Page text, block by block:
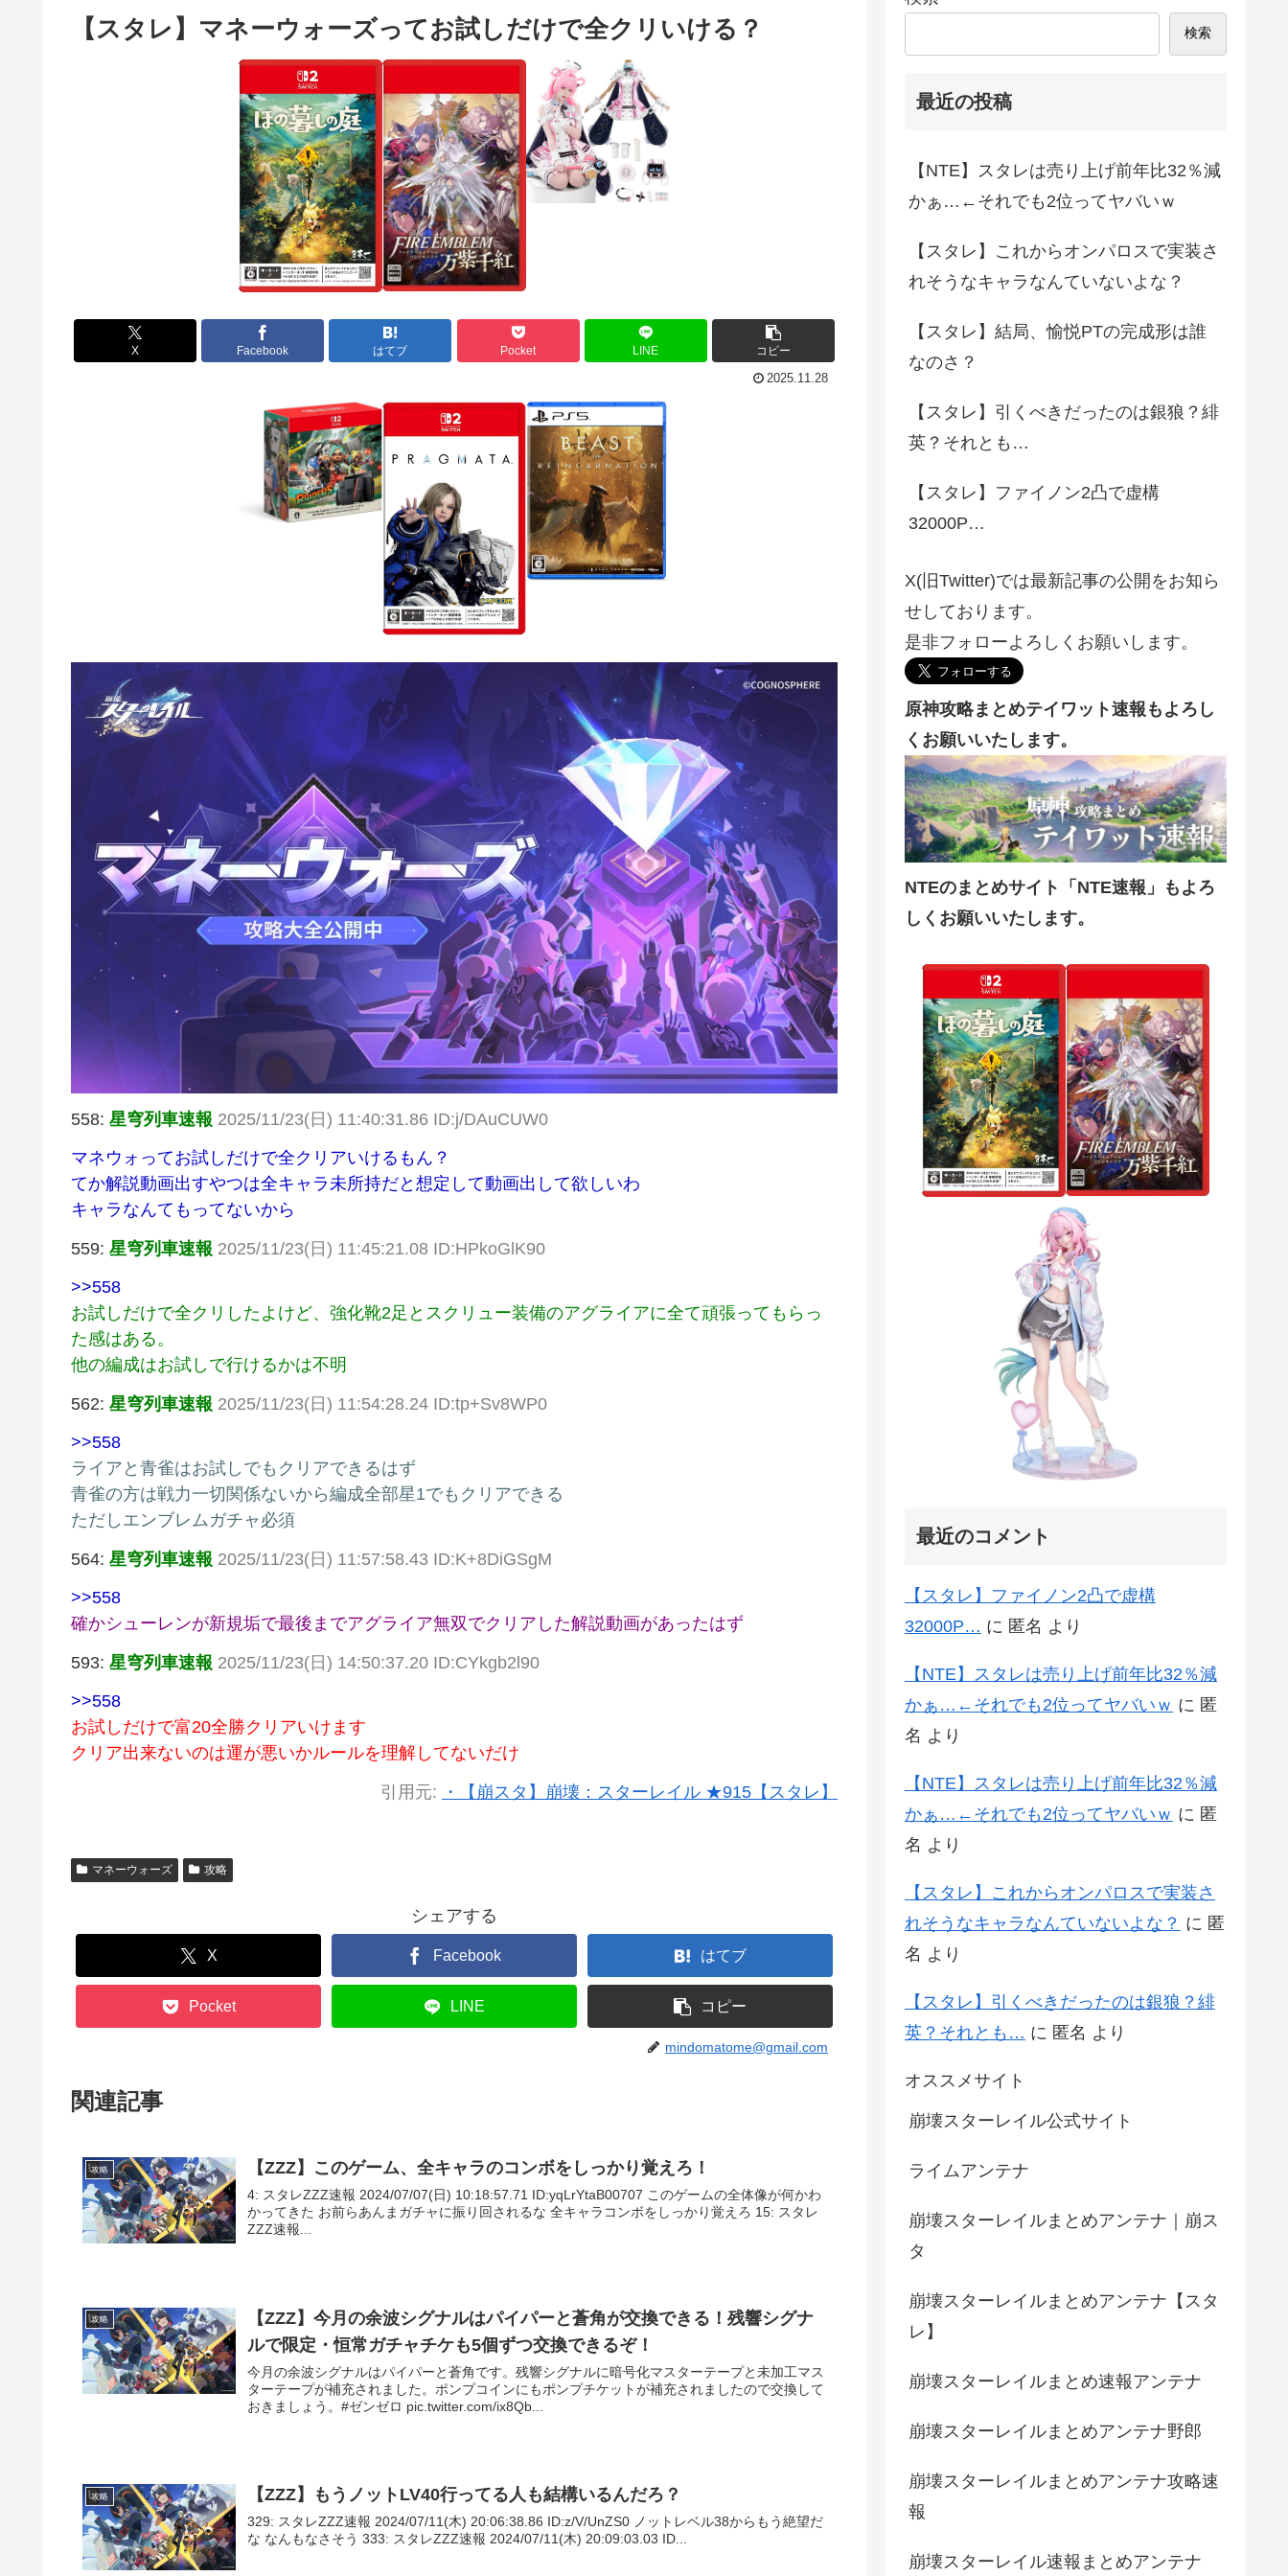
【スタレ】マネーウォーズってお試しだけで全クリいける？
X Facebook はてブ Pocket LINE コピー
2025.11.28
558: 星穹列車速報 2025/11/23(日) 11:40:31.86 ID:j/DAuCUW0
マネウォってお試しだけで全クリアいけるもん？
てか解説動画出すやつは全キャラ未所持だと想定して動画出して欲しいわ
キャラなんてもってないから
559: 星穹列車速報 2025/11/23(日) 11:45:21.08 ID:HPkoGlK90
>>558
お試しだけで全クリしたよけど、強化靴2足とスクリュー装備のアグライアに全て頑張ってもらっ
た感はある。
他の編成はお試しで行けるかは不明
562: 星穹列車速報 2025/11/23(日) 11:54:28.24 ID:tp+Sv8WP0
>>558
ライアと青雀はお試しでもクリアできるはず
青雀の方は戦力一切関係ないから編成全部星1でもクリアできる
ただしエンブレムガチャ必須
564: 星穹列車速報 2025/11/23(日) 11:57:58.43 ID:K+8DiGSgM
>>558
確かシューレンが新規垢で最後までアグライア無双でクリアした解説動画があったはず
593: 星穹列車速報 2025/11/23(日) 14:50:37.20 ID:CYkgb2l90
>>558
お試しだけで富20全勝クリアいけます
クリア出来ないのは運が悪いかルールを理解してないだけ
引用元: ・【崩スタ】崩壊：スターレイル ★915【スタレ】
マネーウォーズ 攻略
シェアする
X Facebook はてブ
Pocket LINE コピー
mindomatome@gmail.com
関連記事
攻略 【ZZZ】このゲーム、全キャラのコンボをしっかり覚えろ！
4: スタレZZZ速報 2024/07/07(日) 10:18:57.71 ID:yqLrYtaB00707 このゲームの全体像が何かわ
かってきた お前らあんまガチャに振り回されるな 全キャラコンボをしっかり覚えろ 15: スタレ
ZZZ速報...
攻略
【ZZZ】今月の余波シグナルはパイパーと蒼角が交換できる！残響シグナ
ルで限定・恒常ガチャチケも5個ずつ交換できるぞ！
今月の余波シグナルはパイパーと蒼角です。残響シグナルに暗号化マスターテープと未加工マス
ターテープが補充されました。ポンプコインにもポンプチケットが補充されましたので交換して
おきましょう。#ゼンゼロ pic.twitter.com/ix8Qb...
攻略 【ZZZ】もうノットLV40行ってる人も結構いるんだろ？
329: スタレZZZ速報 2024/07/11(木) 20:06:38.86 ID:z/V/UnZS0 ノットレベル38からもう絶望だ
な なんもなさそう 333: スタレZZZ速報 2024/07/11(木) 20:09:03.03 ID...
検索
最近の投稿
【NTE】スタレは売り上げ前年比32％減
かぁ…←それでも2位ってヤバいｗ
【スタレ】これからオンパロスで実装さ
れそうなキャラなんていないよな？
【スタレ】結局、愉悦PTの完成形は誰
なのさ？
【スタレ】引くべきだったのは銀狼？緋
英？それとも…
【スタレ】ファイノン2凸で虚構
32000P…
X(旧Twitter)では最新記事の公開をお知ら
せしております。
是非フォローよろしくお願いします。
原神攻略まとめテイワット速報もよろし
くお願いいたします。
NTEのまとめサイト「NTE速報」もよろ
しくお願いいたします。
最近のコメント
【スタレ】ファイノン2凸で虚構
32000P… に 匿名 より
【NTE】スタレは売り上げ前年比32％減
かぁ…←それでも2位ってヤバいｗ に 匿
名 より
【NTE】スタレは売り上げ前年比32％減
かぁ…←それでも2位ってヤバいｗ に 匿
名 より
【スタレ】これからオンパロスで実装さ
れそうなキャラなんていないよな？ に 匿
名 より
【スタレ】引くべきだったのは銀狼？緋
英？それとも… に 匿名 より
オススメサイト
崩壊スターレイル公式サイト
ライムアンテナ
崩壊スターレイルまとめアンテナ｜崩ス
タ
崩壊スターレイルまとめアンテナ【スタ
レ】
崩壊スターレイルまとめ速報アンテナ
崩壊スターレイルまとめアンテナ野郎
崩壊スターレイルまとめアンテナ攻略速
報
崩壊スターレイル速報まとめアンテナ